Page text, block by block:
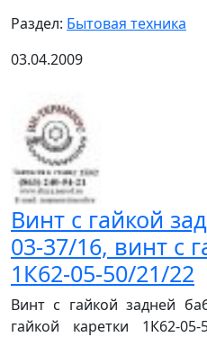
Раздел: Бытовая техника
03.04.2009
Винт с гайкой
03-37/16, винт с
1К62-05-50/21/22
Винт с гайкой задней
гайкой каретки 1К62-